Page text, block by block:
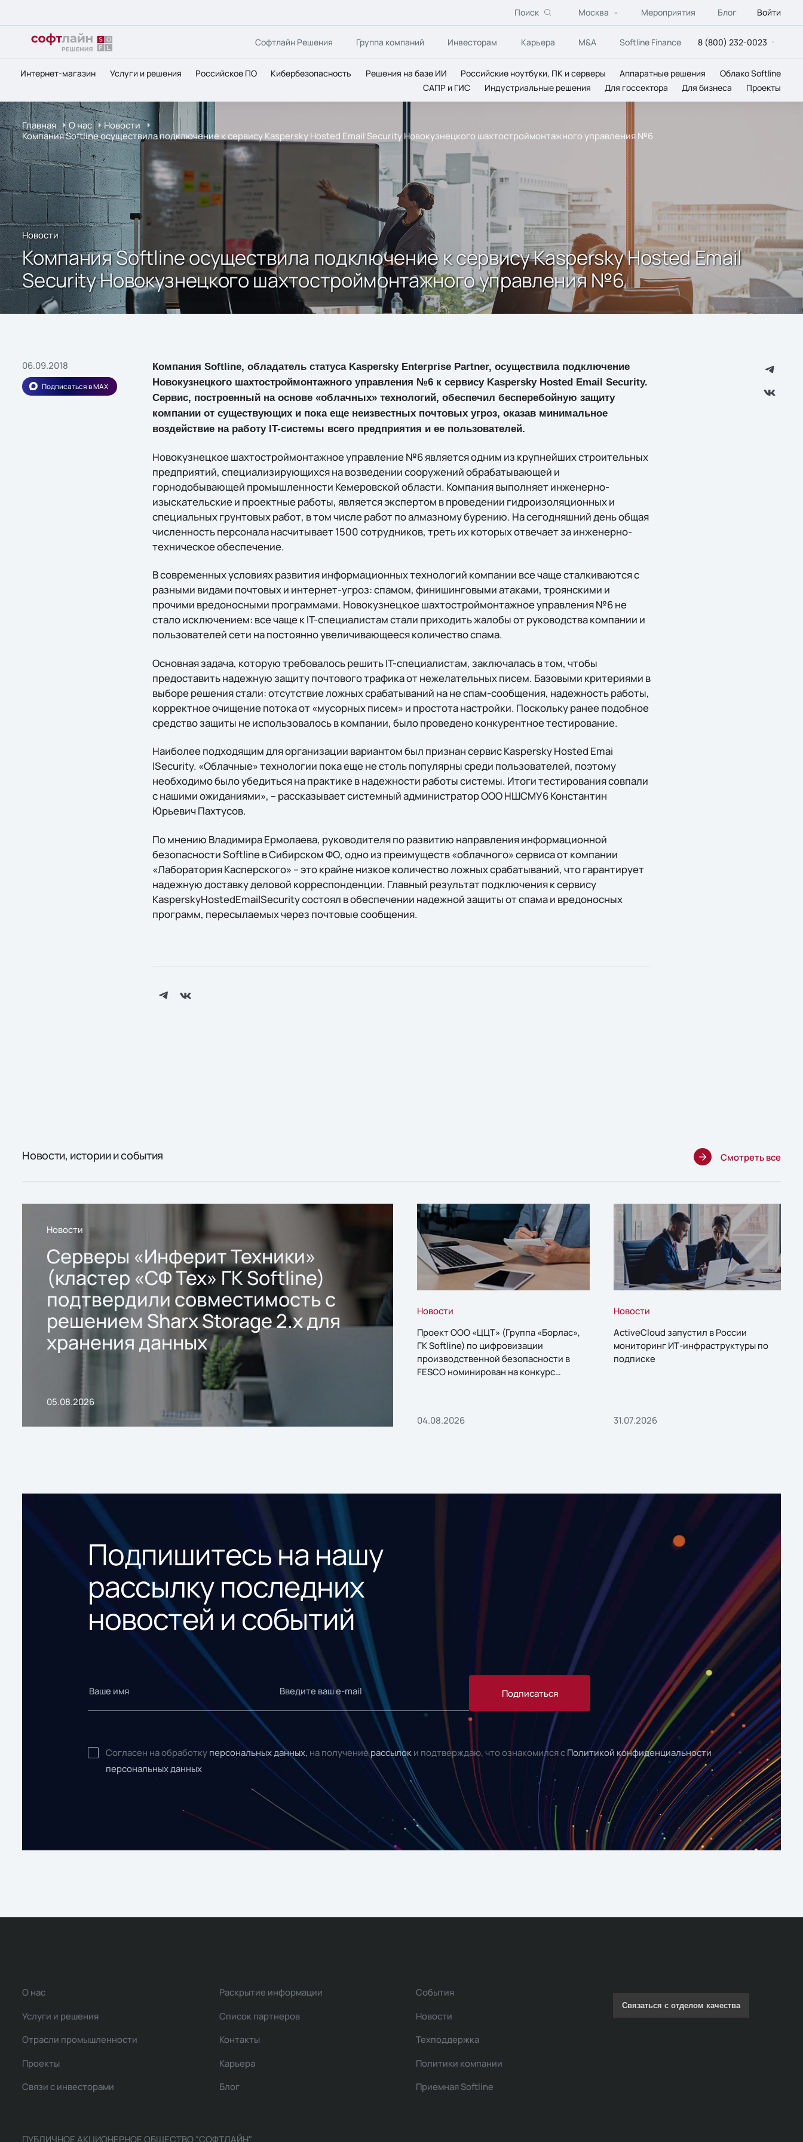
Поиск Москва Мероприятия Блог Войти
Софтлайн Решения Группа компаний Инвесторам Карьера M&A Softline Finance 8 (800) 232-0023
Интернет-магазин Услуги и решения Российское ПО Кибербезопасность Решения на базе ИИ Российские ноутбуки, ПК и серверы Аппаратные решения
Облако Softline
САПР и ГИС
Индустриальные решения Для госсектора Для бизнеса Проекты
Главная О нас
Новости
Компания Softline осуществила подключение к сервису Kaspersky Hosted Email Security Новокузнецкого шахтостроймонтажного управления №6
Новости
Компания Softline осуществила подключение к сервису Kaspersky Hosted Email
Security Новокузнецкого шахтостроймонтажного управления №6
06.09.2018
Подписаться в MAX
Компания Softline, обладатель статуса Kaspersky Enterprise Partner, осуществила подключение
Новокузнецкого шахтостроймонтажного управления №6 к сервису Kaspersky Hosted Email Security.
Сервис, построенный на основе «облачных» технологий, обеспечил бесперебойную защиту
компании от существующих и пока еще неизвестных почтовых угроз, оказав минимальное
воздействие на работу IT-системы всего предприятия и ее пользователей.
Новокузнецкое шахтостроймонтажное управление №6 является одним из крупнейших строительных
предприятий, специализирующихся на возведении сооружений обрабатывающей и
горнодобывающей промышленности Кемеровской области. Компания выполняет инженерно-
изыскательские и проектные работы, является экспертом в проведении гидроизоляционных и
специальных грунтовых работ, в том числе работ по алмазному бурению. На сегодняшний день общая
численность персонала насчитывает 1500 сотрудников, треть их которых отвечает за инженерно-
техническое обеспечение.
В современных условиях развития информационных технологий компании все чаще сталкиваются с
разными видами почтовых и интернет-угроз: спамом, финишинговыми атаками, троянскими и
прочими вредоносными программами. Новокузнецкое шахтостроймонтажное управления №6 не
стало исключением: все чаще к IT-специалистам стали приходить жалобы от руководства компании и
пользователей сети на постоянно увеличивающееся количество спама.
Основная задача, которую требовалось решить IT-специалистам, заключалась в том, чтобы
предоставить надежную защиту почтового трафика от нежелательных писем. Базовыми критериями в
выборе решения стали: отсутствие ложных срабатываний на не спам-сообщения, надежность работы,
корректное очищение потока от «мусорных писем» и простота настройки. Поскольку ранее подобное
средство защиты не использовалось в компании, было проведено конкурентное тестирование.
Наиболее подходящим для организации вариантом был признан сервис Kaspersky Hosted Emai
lSecurity. «Облачные» технологии пока еще не столь популярны среди пользователей, поэтому
необходимо было убедиться на практике в надежности работы системы. Итоги тестирования совпали
с нашими ожиданиями», – рассказывает системный администратор ООО НШСМУ6 Константин
Юрьевич Пахтусов.
По мнению Владимира Ермолаева, руководителя по развитию направления информационной
безопасности Softline в Сибирском ФО, одно из преимуществ «облачного» сервиса от компании
«Лаборатория Касперского» – это крайне низкое количество ложных срабатываний, что гарантирует
надежную доставку деловой корреспонденции. Главный результат подключения к сервису
KasperskyHostedEmailSecurity состоял в обеспечении надежной защиты от спама и вредоносных
программ, пересылаемых через почтовые сообщения.
Новости, истории и события Смотреть все
Новости
Серверы «Инферит Техники»
(кластер «СФ Тех» ГК Softline)
подтвердили совместимость с
решением Sharx Storage 2.x для
хранения данных
05.08.2026
Новости
Проект ООО «ЦЦТ» (Группа «Борлас»,
ГК Softline) по цифровизации
производственной безопасности в
FESCO номинирован на конкурс
04.08.2026
Новости
ActiveCloud запустил в России
мониторинг ИТ-инфраструктуры по
подписке
31.07.2026
Подпишитесь на нашу
рассылку последних
новостей и событий
Подписаться
Согласен на обработку персональных данных, на получениерассылок и подтверждаю, что ознакомился с Политикой конфиденциальности
персональных данных
О нас
Услуги и решения
Отрасли промышленности
Проекты
Связи с инвесторами
Раскрытие информации
Список партнеров
Контакты
Карьера
Блог
События
Новости
Техподдержка
Политики компании
Приемная Softline
Связаться с отделом качества
ПУБЛИЧНОЕ АКЦИОНЕРНОЕ ОБЩЕСТВО "СОФТЛАЙН"